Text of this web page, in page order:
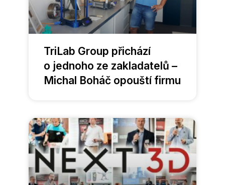
TriLab Group přichází
o jednoho ze zakladatelů –
Michal Boháč opouští firmu